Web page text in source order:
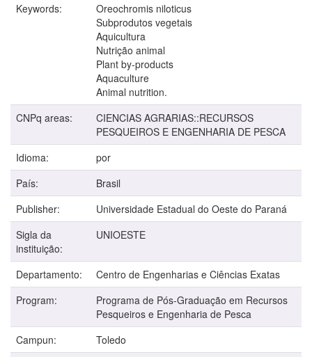
Keywords:
Oreochromis niloticus
Subprodutos vegetais
Aquicultura
Nutrição animal
Plant by-products
Aquaculture
Animal nutrition.
CNPq areas:
CIENCIAS AGRARIAS::RECURSOS
PESQUEIROS E ENGENHARIA DE PESCA
Idioma:
por
País:
Brasil
Publisher:
Universidade Estadual do Oeste do Paraná
Sigla da
instituição:
UNIOESTE
Departamento:
Centro de Engenharias e Ciências Exatas
Program:
Programa de Pós-Graduação em Recursos
Pesqueiros e Engenharia de Pesca
Campun:
Toledo